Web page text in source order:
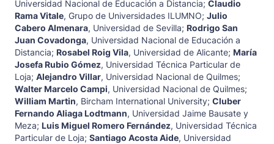
Universidad Nacional de Educación a Distancia; Claudio
Rama Vitale, Grupo de Universidades ILUMNO; Julio
Cabero Almenara, Universidad de Sevilla; Rodrigo San
Juan Covadonga, Universidad Nacional de Educación a
Distancia; Rosabel Roig Vila, Universidad de Alicante; María
Josefa Rubio Gómez, Universidad Técnica Particular de
Loja; Alejandro Villar, Universidad Nacional de Quilmes;
Walter Marcelo Campi, Universidad Nacional de Quilmes;
William Martin, Bircham International University; Cluber
Fernando Aliaga Lodtmann, Universidad Jaime Bausate y
Meza; Luis Miguel Romero Fernández, Universidad Técnica
Particular de Loja; Santiago Acosta Aide, Universidad